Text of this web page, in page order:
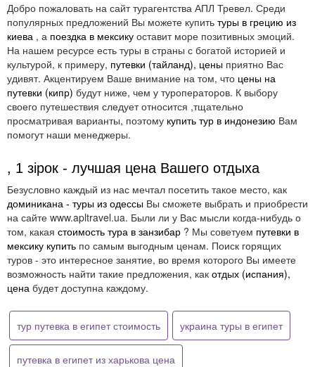
Добро пожаловать на сайт турагентства АПЛ Тревел. Среди
популярных предложений Вы можете купить туры в грецию из
киева , а поездка в мексику оставит море позитивных эмоций.
На нашем ресурсе есть туры в страны с богатой историей и
культурой, к примеру, путевки (тайланд), цены приятно Вас
удивят. Акцентируем Ваше внимание на том, что цены на
путевки (кипр) будут ниже, чем у туроператоров. К выбору
своего путешествия следует относится ,тщательно
просматривая варианты, поэтому купить тур в индонезию Вам
помогут наши менеджеры.
, 1 зірок - лучшая цена Вашего отдыха
Безусловно каждый из нас мечтал посетить такое место, как
доминикана - туры из одессы Вы сможете выбрать и приобрести
на сайте www.apltravel.ua. Были ли у Вас мысли когда-нибудь о
том, какая стоимость тура в занзибар ? Мы советуем путевки в
мексику купить по самым выгодным ценам. Поиск горящих
туров - это интересное занятие, во время которого Вы имеете
возможность найти такие предложения, как отдых (испания),
цена будет доступна каждому.
тур путевка в египет стоимость украина туры в египет
путевка в египет из харькова цена